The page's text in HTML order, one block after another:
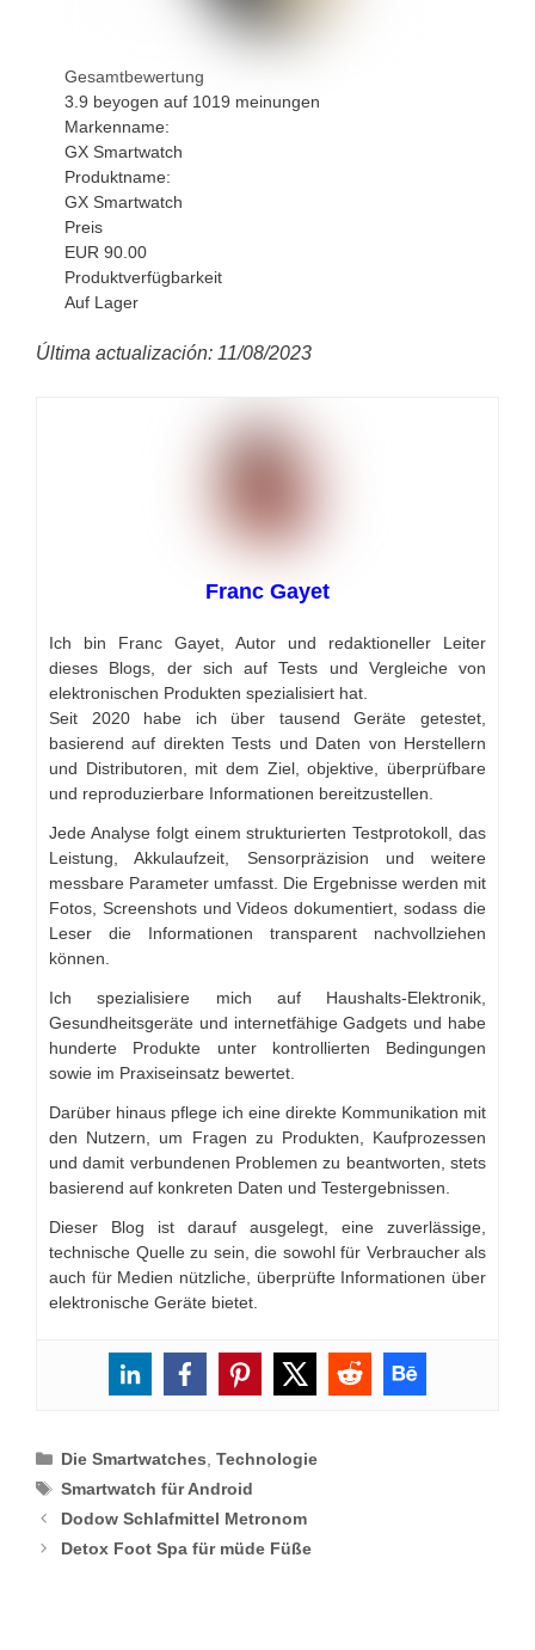
Gesamtbewertung
3.9 beyogen auf 1019 meinungen
Markenname:
GX Smartwatch
Produktname:
GX Smartwatch
Preis
EUR 90.00
Produktverfügbarkeit
Auf Lager
Última actualización: 11/08/2023
Franc Gayet
Ich bin Franc Gayet, Autor und redaktioneller Leiter
dieses Blogs, der sich auf Tests und Vergleiche von
elektronischen Produkten spezialisiert hat.
Seit 2020 habe ich über tausend Geräte getestet,
basierend auf direkten Tests und Daten von Herstellern
und Distributoren, mit dem Ziel, objektive, überprüfbare
und reproduzierbare Informationen bereitzustellen.
Jede Analyse folgt einem strukturierten Testprotokoll, das
Leistung, Akkulaufzeit, Sensorpräzision und weitere
messbare Parameter umfasst. Die Ergebnisse werden mit
Fotos, Screenshots und Videos dokumentiert, sodass die
Leser die Informationen transparent nachvollziehen
können.
Ich spezialisiere mich auf Haushalts-Elektronik,
Gesundheitsgeräte und internetfähige Gadgets und habe
hunderte Produkte unter kontrollierten Bedingungen
sowie im Praxiseinsatz bewertet.
Darüber hinaus pflege ich eine direkte Kommunikation mit
den Nutzern, um Fragen zu Produkten, Kaufprozessen
und damit verbundenen Problemen zu beantworten, stets
basierend auf konkreten Daten und Testergebnissen.
Dieser Blog ist darauf ausgelegt, eine zuverlässige,
technische Quelle zu sein, die sowohl für Verbraucher als
auch für Medien nützliche, überprüfte Informationen über
elektronische Geräte bietet.
Categories
Die Smartwatches,Technologie
Tags
Smartwatch für Android
Dodow Schlafmittel Metronom
Detox Foot Spa für müde Füße